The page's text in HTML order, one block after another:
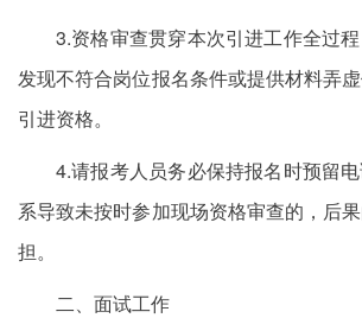
3.资格审查贯穿本次引进工作全过
发现不符合岗位报名条件或提供材料弄
引进资格。
4.请报考人员务必保持报名时预留
系导致未按时参加现场资格审查的，后
担。
二、面试工作